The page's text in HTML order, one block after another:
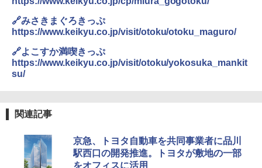
￥2,695
新しい日本地理 地図・統計・移動から読み
解く (講談社現代新書)
[キャンパーズコレクション 山善] 傘みたいに
広げるだけ パッとサッとテント ブラックコ
ーティング フルクローズ メッシュ 3-4人用
簡単設置 ポップアップテント エクルベージ
ュ(BC仕様) PATC-150B(EB)
収納 コンパクト 簡単設営 カンガルーテント
ソロキャンプ ソロテント
可能 安全ロック付き 高安全性 金属製耐久 コ
ンパクト多機能設計 持ち運び便利 アウトド
ア/オフィス/教育現場/展示会用 緑
￥1,180
￥7,299
🔗みさきまぐろきっぷ
https://www.keikyu.co.jp/visit/otoku/otoku_maguro/
🔗よこすか満喫きっぷ
https://www.keikyu.co.jp/visit/otoku/yokosuka_mankit
su/
関連記事
京急、トヨタ自動車を共同事業者に品川
駅西口の開発推進。トヨタが敷地の一部
をオフィスに活用